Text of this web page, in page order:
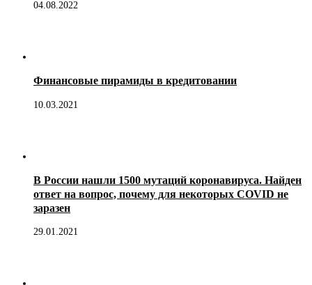
04.08.2022
Финансовые пирамиды в кредитовании
10.03.2021
В России нашли 1500 мутаций коронавируса. Найден
ответ на вопрос, почему для некоторых COVID не
заразен
29.01.2021